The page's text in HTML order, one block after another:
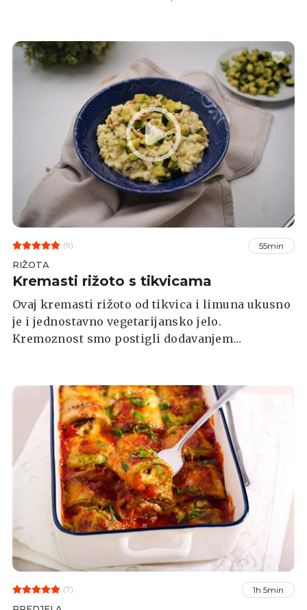
(9) 55min
RIŽOTA
Kremasti rižoto s tikvicama
Ovaj kremasti rižoto od tikvica i limuna ukusno
je i jednostavno vegetarijansko jelo.
Kremoznost smo postigli dodavanjem
(7) 1h 5min